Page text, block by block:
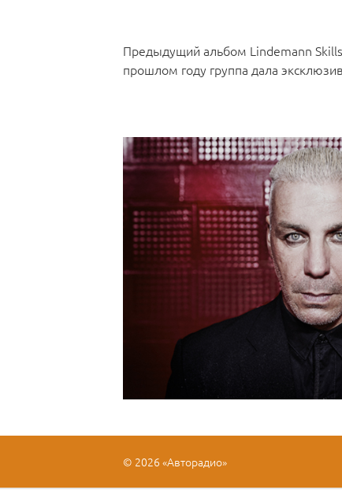
Предыдущий альбом Lindemann
прошлом году группа дала
© 2026 «Авторадио»